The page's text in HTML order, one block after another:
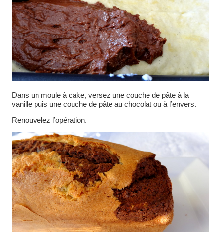
Dans un moule à cake, versez une couche de pâte à la
vanille puis une couche de pâte au chocolat ou à l’envers.
Renouvelez l’opération.